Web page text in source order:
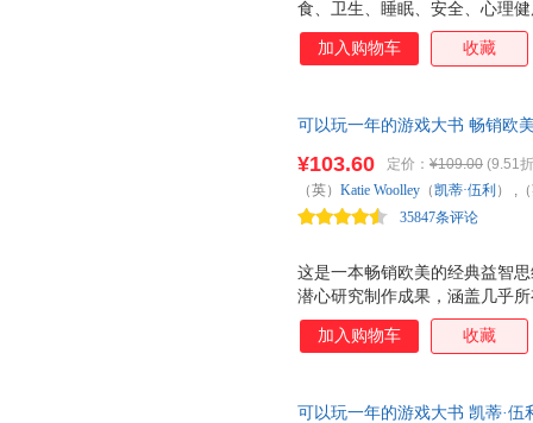
食、卫生、睡眠、安全、心理
长们不易察觉的各种问题，并
地指导孩子科学、健康的成长
能力。帮助孩子早知道，早规
对自己的身体充满了好奇，针
识和科学原理，10多条健康术
加入购物车 收藏
可以玩一年的游戏大书 畅销欧
大能力！专注力，想象力，观
这是一本畅销欧美的经典益智
潜心研究制作成果，涵盖几乎
脑力。 贴合儿童天性的趣味冒
绚烂的色彩，能有效激发孩子
¥103.60 定价： ¥109.00 (9.51
35847条评论
（英） Katie Woolley （凯蒂·伍利 ） ,
版社
加入购物车 收藏
可以玩一年的游戏大书 凯蒂·